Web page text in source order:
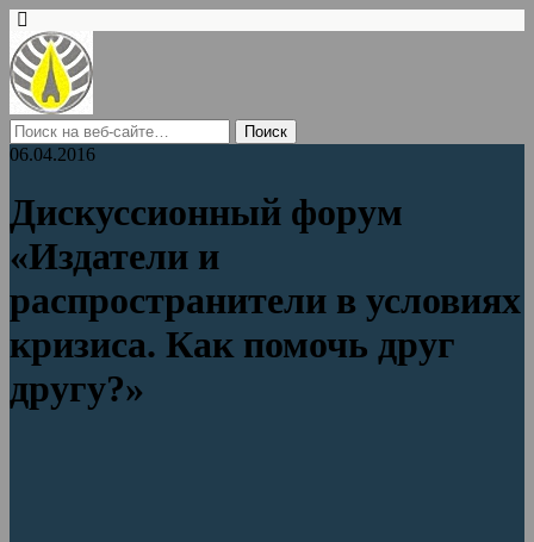
06.04.2016
Дискуссионный форум
«Издатели и
распространители в условиях
кризиса. Как помочь друг
другу?»